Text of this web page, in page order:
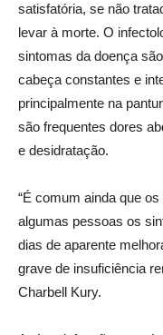
satisfatória, se não
levar à morte. O
sintomas da doença
cabeça constantes e
principalmente na
são frequentes dores
e desidratação.
“É comum ainda que
algumas pessoas os
dias de aparente
grave de insuficiência
Charbell Kury.